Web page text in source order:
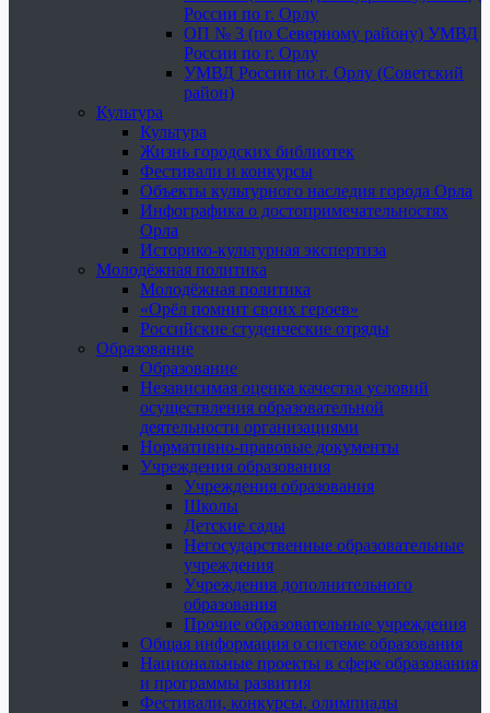
России по г. Орлу
ОП № 3 (по Северному району) УМВД
России по г. Орлу
УМВД России по г. Орлу (Советский
район)
Культура
Культура
Жизнь городских библиотек
Фестивали и конкурсы
Объекты культурного наследия города Орла
Инфографика о достопримечательностях
Орла
Историко-культурная экспертиза
Молодёжная политика
Молодёжная политика
«Орёл помнит своих героев»
Российские студенческие отряды
Образование
Образование
Независимая оценка качества условий
осуществления образовательной
деятельности организациями
Нормативно-правовые документы
Учреждения образования
Учреждения образования
Школы
Детские сады
Негосударственные образовательные
учреждения
Учреждения дополнительного
образования
Прочие образовательные учреждения
Общая информация о системе образования
Национальные проекты в сфере образования
и программы развития
Фестивали, конкурсы, олимпиады